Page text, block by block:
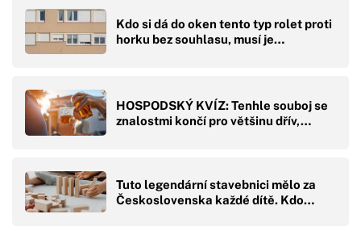
Kdo si dá do oken tento typ rolet proti
horku bez souhlasu, musí je…
HOSPODSKÝ KVÍZ: Tenhle souboj se
znalostmi končí pro většinu dřív,…
Tuto legendární stavebnici mělo za
Československa každé dítě. Kdo…